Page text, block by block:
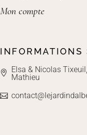
Mon compte
INFORMATIONS
Elsa & Nicolas
Mathieu